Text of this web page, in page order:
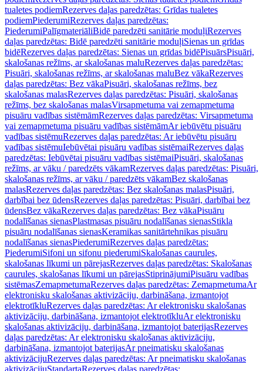
tualetes podiemRezerves daļas paredzētas: Grīdas tualetes
podiemPiederumiRezerves daļas paredzētas:
PiederumiPalīgmateriāliBidē paredzēti sanitārie moduļiRezerves
daļas paredzētas: Bidē paredzēti sanitārie moduļiSienas un grīdas
bidēRezerves daļas paredzētas: Sienas un grīdas bidēPisuārsPisuāri,
skalošanas režīms, ar skalošanas maluRezerves daļas paredzētas:
Pisuāri, skalošanas režīms, ar skalošanas maluBez vākaRezerves
daļas paredzētas: Bez vākaPisuāri, skalošanas režīms, bez
skalošanas malasRezerves daļas paredzētas: Pisuāri, skalošanas
režīms, bez skalošanas malasVirsapmetuma vai zemapmetuma
pisuāru vadības sistēmāmRezerves daļas paredzētas: Virsapmetuma
vai zemapmetuma pisuāru vadības sistēmāmAr iebūvētu pisuāru
vadības sistēmuRezerves daļas paredzētas: Ar iebūvētu pisuāru
vadības sistēmuIebūvētai pisuāru vadības sistēmaiRezerves daļas
paredzētas: Iebūvētai pisuāru vadības sistēmaiPisuāri, skalošanas
režīms, ar vāku / paredzēts vākamRezerves daļas paredzētas: Pisuāri,
skalošanas režīms, ar vāku / paredzēts vākamBez skalošanas
malasRezerves daļas paredzētas: Bez skalošanas malasPisuāri,
darbībai bez ūdensRezerves daļas paredzētas: Pisuāri, darbībai bez
ūdensBez vākaRezerves daļas paredzētas: Bez vākaPisuāru
nodalīšanas sienasPlastmasas pisuāru nodalīšanas sienasStikla
pisuāru nodalīšanas sienasKeramikas sanitārtehnikas pisuāru
nodalīšanas sienasPiederumiRezerves daļas paredzētas:
PiederumiSifoni un sifonu piederumiSkalošanas caurules,
skalošanas līkumi un pārejasRezerves daļas paredzētas: Skalošanas
caurules, skalošanas līkumi un pārejasStiprinājumiPisuāru vadības
sistēmasZemapmetumaRezerves daļas paredzētas: ZemapmetumaAr
elektronisku skalošanas aktivizāciju, darbināšana, izmantojot
elektrotīkluRezerves daļas paredzētas: Ar elektronisku skalošanas
aktivizāciju, darbināšana, izmantojot elektrotīkluAr elektronisku
skalošanas aktivizāciju, darbināšana, izmantojot baterijasRezerves
daļas paredzētas: Ar elektronisku skalošanas aktivizāciju,
darbināšana, izmantojot baterijasAr pneimatisku skalošanas
aktivizācijuRezerves daļas paredzētas: Ar pneimatisku skalošanas
aktivizācijuStandartaRezerves daļas paredzētas: